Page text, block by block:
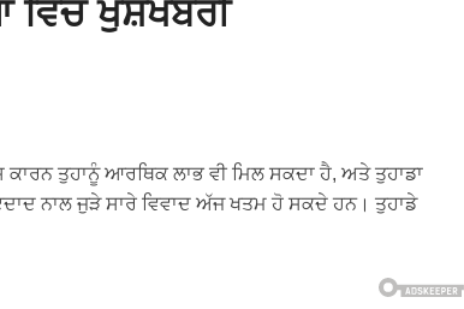
ਖੁਸ਼ਖਬਰੀ
ਕਾਰਨ ਤੁਹਾਨੂੰ ਆਰਥਿਕ ਲਾਭ ਵੀ ਮਿਲ ਸਕਦਾ ਹੈ, ਅਤੇ ਤੁਹਾਡਾ
ਨਾਲ ਜੁੜੇ ਸਾਰੇ ਵਿਵਾਦ ਅੱਜ ਖਤਮ ਹੋ ਸਕਦੇ ਹਨ। ਤੁਹਾਡੇ